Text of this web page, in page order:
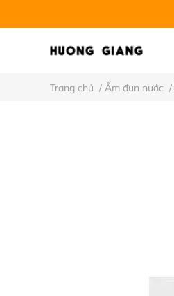
Trang chủ / Ấm đun nước /